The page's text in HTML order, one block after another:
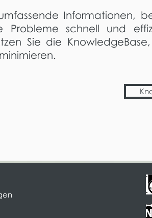
Informationen,
Probleme schnell und
Sie die